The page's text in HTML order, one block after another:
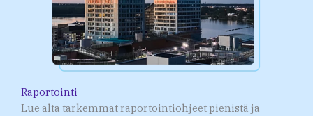
Raportointi
Lue alta tarkemmat raportointiohjeet pienistä ja